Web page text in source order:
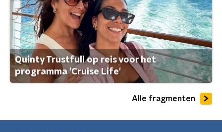
Quinty Trustfull op reis voor het
programma 'Cruise Life'
Alle fragmenten